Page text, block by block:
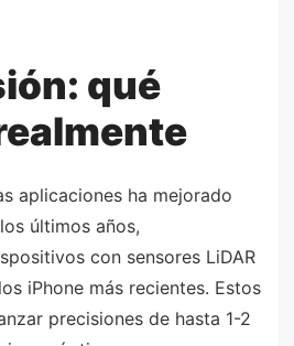
qué
aplicaciones ha mejorado
últimos años,
con sensores LiDAR
iPhone más recientes. Estos
precisiones de hasta 1-2